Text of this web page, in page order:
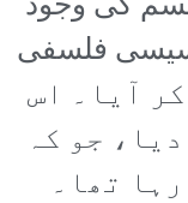
فلسفی
1650ء ) لے کر آیا۔ اس
جو کہ
تھا۔